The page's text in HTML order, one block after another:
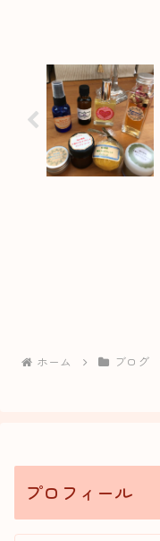
ホーム ブログ
プロフィール